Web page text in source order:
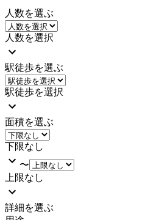
人数を選ぶ
人数を選択
駅徒歩を選ぶ
駅徒歩を選択
面積を選ぶ
下限なし
〜
上限なし
詳細を選ぶ